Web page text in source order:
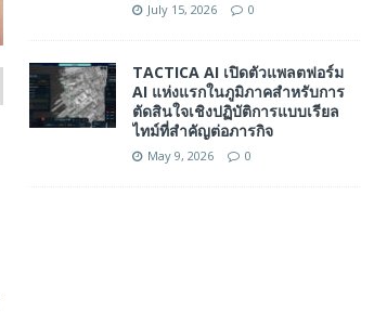
July 15, 2026 0
TACTICA AI เปิดตัวแพลตฟอร์ม
AI แห่งแรกในภูมิภาคสำหรับการ
ตัดสินใจเชิงปฏิบัติการแบบเรียล
ไทม์ที่สำคัญต่อภารกิจ
May 9, 2026 0